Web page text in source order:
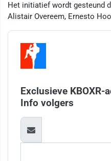
Het initiatief wordt gesteund
Alistair Overeem, Ernesto
Exclusieve
Info volgers